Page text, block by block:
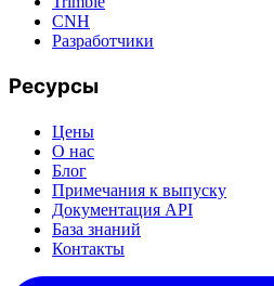
CNH
Разработчики
Ресурсы
Цены
О нас
Блог
Примечания к выпуску
Документация API
База знаний
Контакты